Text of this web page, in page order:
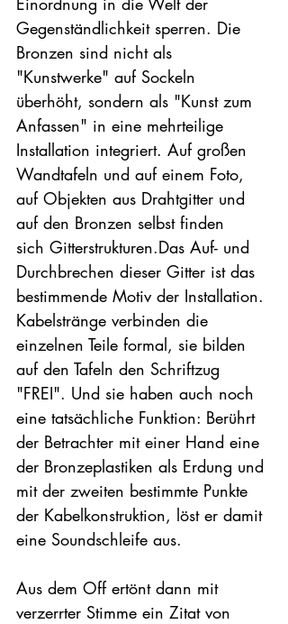
Gegenständlichkeit sperren. Die
Bronzen sind nicht als
"Kunstwerke" auf Sockeln
überhöht, sondern als "Kunst zum
Anfassen" in eine mehrteilige
Installation integriert. Auf großen
Wandtafeln und auf einem Foto,
auf Objekten aus Drahtgitter und
auf den Bronzen selbst finden
sich Gitterstrukturen.Das Auf- und
Durchbrechen dieser Gitter ist das
bestimmende Motiv der Installation.
Kabelstränge verbinden die
einzelnen Teile formal, sie bilden
auf den Tafeln den Schriftzug
"FREI". Und sie haben auch noch
eine tatsächliche Funktion: Berührt
der Betrachter mit einer Hand eine
der Bronzeplastiken als Erdung und
mit der zweiten bestimmte Punkte
der Kabelkonstruktion, löst er damit
eine Soundschleife aus.
Aus dem Off ertönt dann mit
verzerrter Stimme ein Zitat von